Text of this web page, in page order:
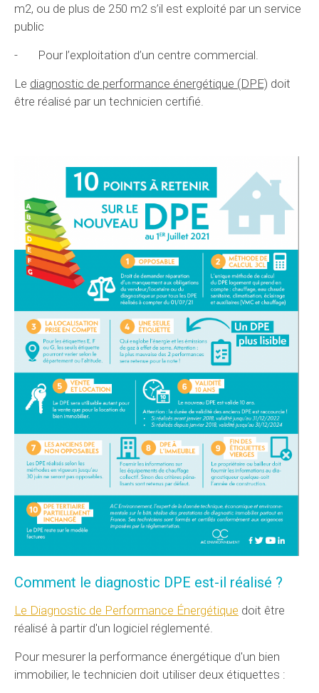
m2, ou de plus de 250 m2 s’il est exploité par un service
public
- Pour l’exploitation d’un centre commercial.
Le diagnostic de performance énergétique (DPE) doit
être réalisé par un technicien certifié.
Comment le diagnostic DPE est-il réalisé ?
Le Diagnostic de Performance Énergétique doit être
réalisé à partir d'un logiciel réglementé.
Pour mesurer la performance énergétique d'un bien
immobilier, le technicien doit utiliser deux étiquettes :